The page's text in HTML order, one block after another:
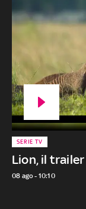
Lion, il
SERIE TV
08 ago - 10:10